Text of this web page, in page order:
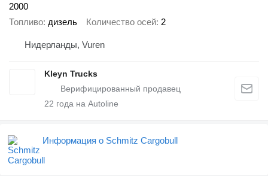
2000
Топливо дизель Количество осей 2
Нидерланды, Vuren
Kleyn Trucks
22 года на Autoline
Информация о Schmitz Cargobull